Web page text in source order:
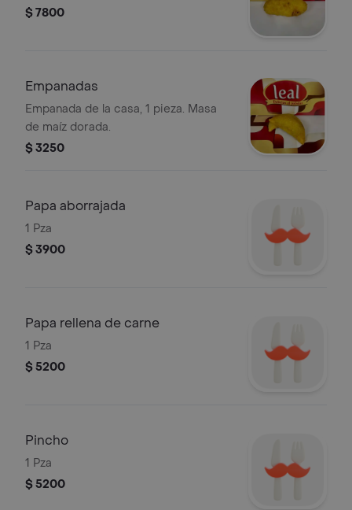
$ 7800
Empanadas
Empanada de la casa, 1 pieza. Masa
de maíz dorada.
$ 3250
Papa aborrajada
1 Pza
$ 3900
Papa rellena de carne
1 Pza
$ 5200
Pincho
1 Pza
$ 5200